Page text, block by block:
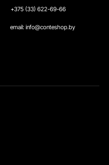
+375 (33) 622-69-66
email: info@conteshop.by